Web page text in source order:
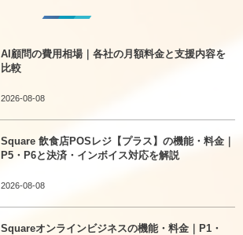
AI顧問の費用相場｜各社の月額料金と支援内容を
比較
2026-08-08
Square 飲食店POSレジ【プラス】の機能・料金｜
P5・P6と決済・インボイス対応を解説
2026-08-08
Squareオンラインビジネスの機能・料金｜P1・